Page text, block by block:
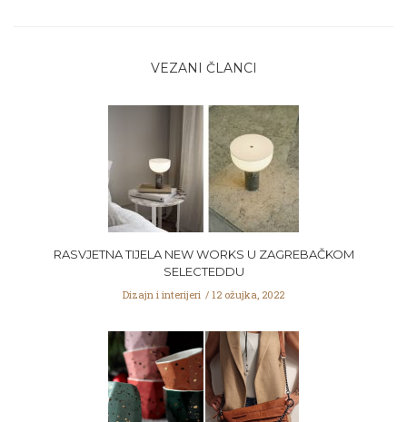
VEZANI ČLANCI
RASVJETNA TIJELA NEW WORKS U ZAGREBAČKOM
SELECTEDDU
Dizajn i interijeri 12 ožujka, 2022